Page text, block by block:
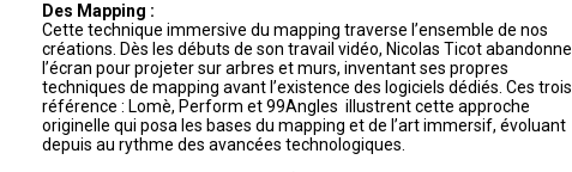
Des Mapping :
Cette technique immersive du mapping traverse l’ensemble de nos
créations. Dès les débuts de son travail vidéo, Nicolas Ticot abandonne
l’écran pour projeter sur arbres et murs, inventant ses propres
techniques de mapping avant l’existence des logiciels dédiés. Ces trois
référence : Lomè, Perform et 99Angles illustrent cette approche
originelle qui posa les bases du mapping et de l’art immersif, évoluant
depuis au rythme des avancées technologiques.